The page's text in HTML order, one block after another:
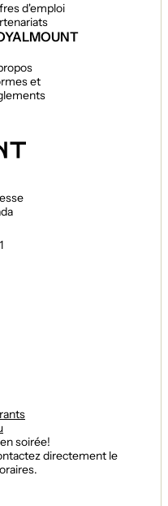
d'emploi
et
soirée!
directement le